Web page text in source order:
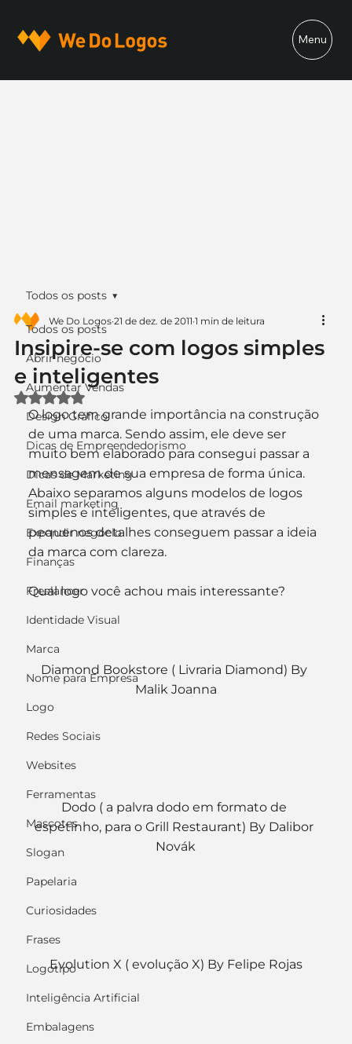
Menu
Todos os posts
Abrir negócio
Aumentar Vendas
Design Gráfico
Dicas de Empreendedorismo
Dicas de Marketing
Email marketing
Expandir negócio
Finanças
Freelancer
Identidade Visual
Marca
Nome para Empresa
Logo
Redes Sociais
Websites
Ferramentas
Mascotes
Slogan
Papelaria
Curiosidades
Frases
Logotipo
Inteligência Artificial
Embalagens
Todos os posts
Insipire-se com logos simples
e inteligentes
We Do Logos 21 de dez. de 2011 1 min de leitura
Avaliado com NaN de 5 estrelas.
O logo tem grande importância na construção
de uma marca. Sendo assim, ele deve ser
muito bem elaborado para consegui passar a
mensagem de sua empresa de forma única.
Abaixo separamos alguns modelos de logos
simples e inteligentes, que através de
pequenos detalhes conseguem passar a ideia
da marca com clareza.
Qual logo você achou mais interessante?
Diamond Bookstore ( Livraria Diamond) By
Malik Joanna
Dodo ( a palvra dodo em formato de
espetinho, para o Grill Restaurant) By Dalibor
Novák
Evolution X ( evolução X) By Felipe Rojas